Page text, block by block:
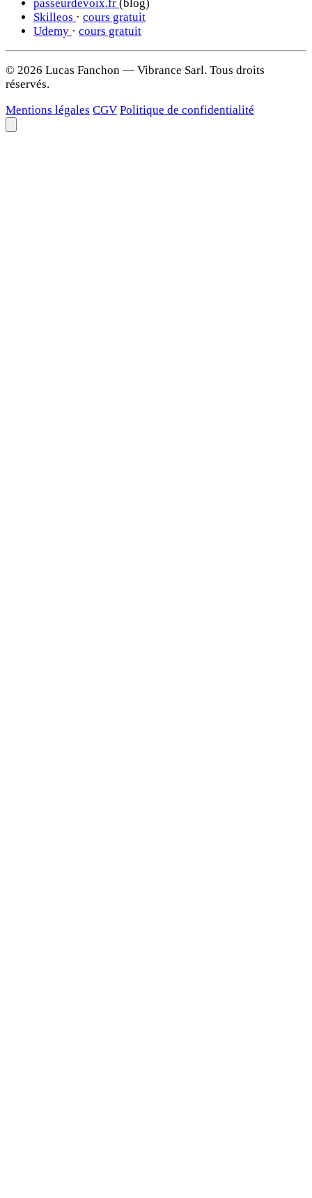
passeurdevoix.fr (blog)
Skilleos · cours gratuit
Udemy · cours gratuit
© 2026 Lucas Fanchon — Vibrance Sarl. Tous droits
réservés.
Mentions légales CGV Politique de confidentialité